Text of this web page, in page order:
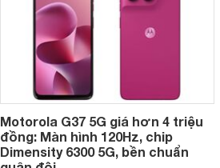
Motorola G37 5G giá hơn 4 triệu
đồng: Màn hình 120Hz, chip
Dimensity 6300 5G, bền chuẩn